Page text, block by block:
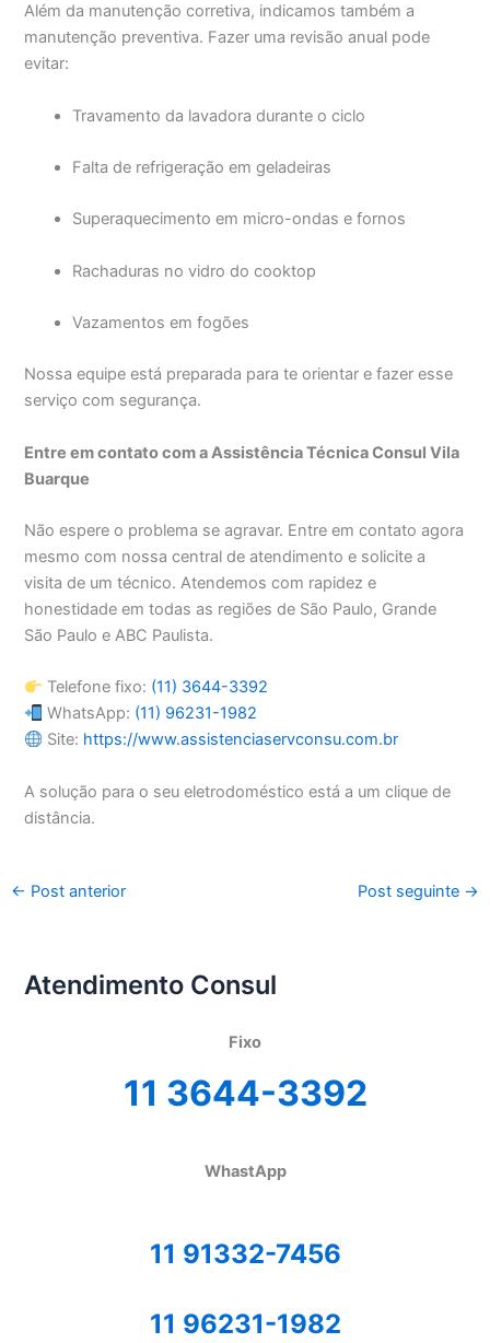
Além da manutenção corretiva, indicamos também a
manutenção preventiva. Fazer uma revisão anual pode
evitar:
Travamento da lavadora durante o ciclo
Falta de refrigeração em geladeiras
Superaquecimento em micro-ondas e fornos
Rachaduras no vidro do cooktop
Vazamentos em fogões
Nossa equipe está preparada para te orientar e fazer esse
serviço com segurança.
Entre em contato com a Assistência Técnica Consul Vila
Buarque
Não espere o problema se agravar. Entre em contato agora
mesmo com nossa central de atendimento e solicite a
visita de um técnico. Atendemos com rapidez e
honestidade em todas as regiões de São Paulo, Grande
São Paulo e ABC Paulista.
Telefone fixo: (11) 3644-3392
WhatsApp: (11) 96231-1982
Site: https://www.assistenciaservconsu.com.br
A solução para o seu eletrodoméstico está a um clique de
distância.
← Post anterior Post seguinte →
Atendimento Consul
Fixo
11 3644-3392
WhastApp
11 91332-7456
11 96231-1982